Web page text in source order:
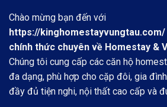
Chào mừng bạn đến với
https://kinghomestayvungtau.com/
chính thức chuyên về Homestay &
Chúng tôi cung cấp các căn hộ
đa dạng, phù hợp cho cặp đôi, gia
đầy đủ tiện nghi, nội thất cao cấp và